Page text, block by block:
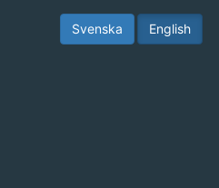
English
Svenska